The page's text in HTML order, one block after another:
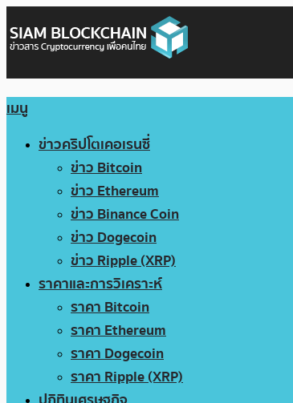
เมนู
ข่าวคริปโตเคอเรนซี่
ข่าว Bitcoin
ข่าว Ethereum
ข่าว Binance Coin
ข่าว Dogecoin
ข่าว Ripple (XRP)
ราคาและการวิเคราะห์
ราคา Bitcoin
ราคา Ethereum
ราคา Dogecoin
ราคา Ripple (XRP)